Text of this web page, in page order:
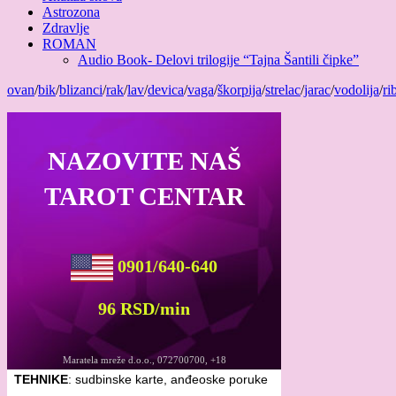
Astrozona
Zdravlje
ROMAN
Audio Book- Delovi trilogije “Tajna Šantili čipke”
ovan/bik/blizanci/rak/lav/devica/vaga/škorpija/strelac/jarac/vodolija/